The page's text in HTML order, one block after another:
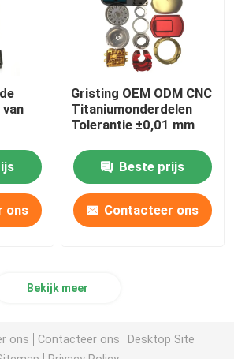
ons
Gristing OEM ODM CNC
Titaniumonderdelen
Tolerantie ±0,01 mm
Beste prijs
Contacteer ons
Bekijk meer
ons Contacteer ons
Desktop Site